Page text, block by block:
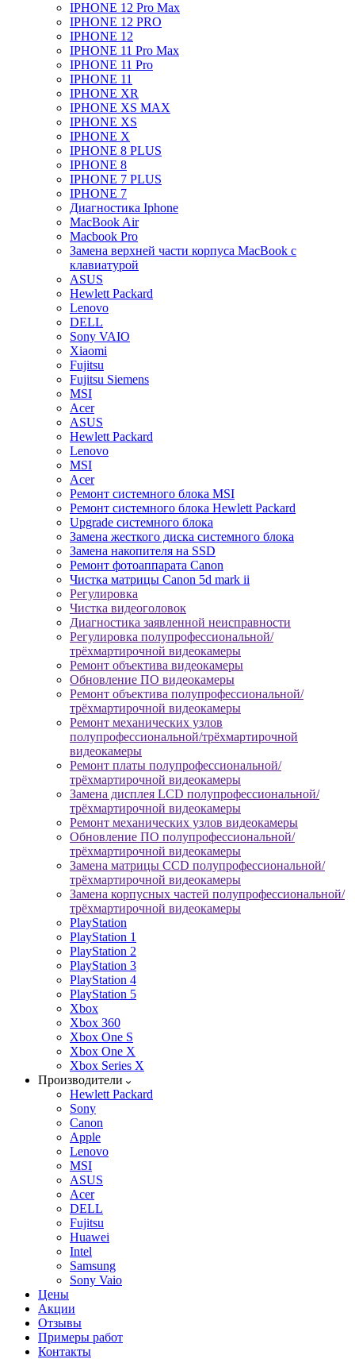
IPHONE 12 Pro Max
IPHONE 12 PRO
IPHONE 12
IPHONE 11 Pro Max
IPHONE 11 Pro
IPHONE 11
IPHONE XR
IPHONE XS MAX
IPHONE XS
IPHONE X
IPHONE 8 PLUS
IPHONE 8
IPHONE 7 PLUS
IPHONE 7
Диагностика Iphone
MacBook Air
Macbook Pro
Замена верхней части корпуса MacBook с
клавиатурой
ASUS
Hewlett Packard
Lenovo
DELL
Sony VAIO
Xiaomi
Fujitsu
Fujitsu Siemens
MSI
Acer
ASUS
Hewlett Packard
Lenovo
MSI
Acer
Ремонт системного блока MSI
Ремонт системного блока Hewlett Packard
Upgrade системного блока
Замена жесткого диска системного блока
Замена накопителя на SSD
Ремонт фотоаппарата Canon
Чистка матрицы Canon 5d mark ii
Регулировка
Чистка видеоголовок
Диагностика заявленной неисправности
Регулировка полупрофессиональной/
трёхмартирочной видеокамеры
Ремонт объектива видеокамеры
Обновление ПО видеокамеры
Ремонт объектива полупрофессиональной/
трёхмартирочной видеокамеры
Ремонт механических узлов
полупрофессиональной/трёхмартирочной
видеокамеры
Ремонт платы полупрофессиональной/
трёхмартирочной видеокамеры
Замена дисплея LCD полупрофессиональной/
трёхмартирочной видеокамеры
Ремонт механических узлов видеокамеры
Обновление ПО полупрофессиональной/
трёхмартирочной видеокамеры
Замена матрицы CCD полупрофессиональной/
трёхмартирочной видеокамеры
Замена корпусных частей полупрофессиональной/
трёхмартирочной видеокамеры
PlayStation
PlayStation 1
PlayStation 2
PlayStation 3
PlayStation 4
PlayStation 5
Xbox
Xbox 360
Xbox One S
Xbox One X
Xbox Series X
Производители
Hewlett Packard
Sony
Canon
Apple
Lenovo
MSI
ASUS
Acer
DELL
Fujitsu
Huawei
Intel
Samsung
Sony Vaio
Цены
Акции
Отзывы
Примеры работ
Контакты